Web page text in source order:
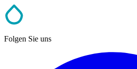
Folgen Sie uns